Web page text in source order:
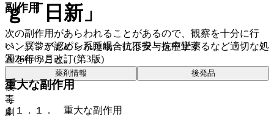
副作用
次の副作用があらわれることがあるので、観察を十分に行
い、異常が認められた場合には投与を中止するなど適切な処
置を行うこと。
重大な副作用
１１．１． 重大な副作用
ｇ「日新」
ベンゾジアゼピン系睡眠・抗不安・抗痙攣薬
2026年03月改訂(第3版)
薬剤情報 後発品
後
毒
劇